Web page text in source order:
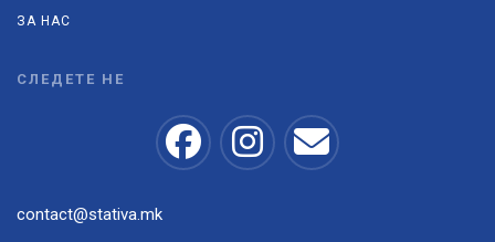
ЗА НАС
СЛЕДЕТЕ НЕ
contact@stativa.mk